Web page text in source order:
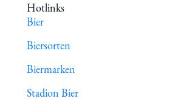
Hotlinks
Bier
Biersorten
Biermarken
Stadion Bier